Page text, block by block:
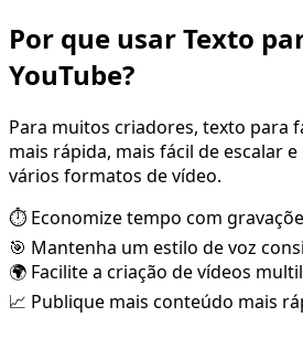
Por que usar Texto
YouTube?
Para muitos criadores, texto para
mais rápida, mais fácil de escalar
vários formatos de vídeo.
⏱️ Economize tempo com
🎯 Mantenha um estilo de voz
🌍 Facilite a criação de vídeos
📈 Publique mais conteúdo mais